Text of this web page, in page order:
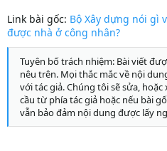
Link bài gốc: Bộ Xây dựng nói gì
được nhà ở công nhân?
Tuyên bố trách nhiệm: Bài viết
nêu trên. Mọi thắc mắc về nội
với tác giả. Chúng tôi sẽ sửa,
cầu từ phía tác giả hoặc nếu bài
vẫn bảo đảm nội dung được lấy